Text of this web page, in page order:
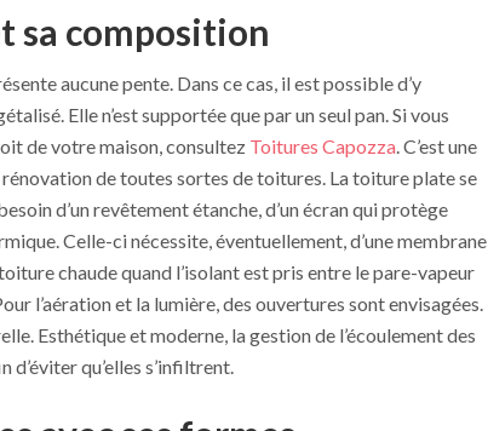
sa composition
aucune pente. Dans ce cas, il est possible d’y
Elle n’est supportée que par un seul pan. Si vous
de votre maison, consultez Toitures Capozza . C’est une
de toutes sortes de toitures. La toiture plate se
d’un revêtement étanche, d’un écran qui protège
Celle-ci nécessite, éventuellement, d’une membrane
chaude quand l’isolant est pris entre le pare-vapeur
l’aération et la lumière, des ouvertures sont envisagées.
Esthétique et moderne, la gestion de l’écoulement des
qu’elles s’infiltrent.